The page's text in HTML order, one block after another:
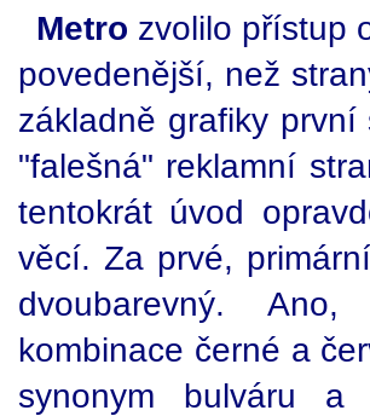
Metro zvolilo přístup
povedenější, než
základně grafiky
"falešná" reklamní
tentokrát úvod
věcí. Za prvé,
dvoubarevný.
kombinace černé a
synonym bulváru a